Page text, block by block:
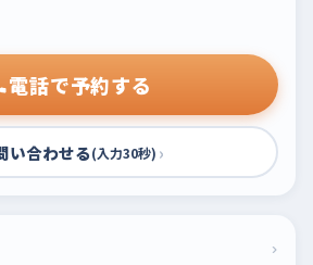
電話で予約する
い合わせる(入力30秒) ›
›